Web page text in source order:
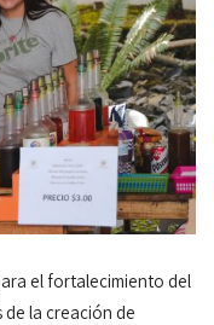
el fortalecimiento del
de la creación de